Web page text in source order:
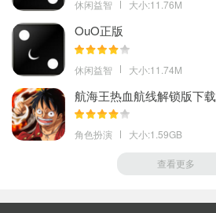
休闲益智 大小:11.76M
OuO正版
休闲益智 大小:11.74M
航海王热血航线解锁版下载
角色扮演 大小:1.59GB
查看更多